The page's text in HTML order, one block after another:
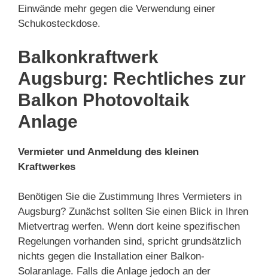
Einwände mehr gegen die Verwendung einer
Schukosteckdose.
Balkonkraftwerk
Augsburg: Rechtliches zur
Balkon Photovoltaik
Anlage
Vermieter und Anmeldung des kleinen
Kraftwerkes
Benötigen Sie die Zustimmung Ihres Vermieters in
Augsburg? Zunächst sollten Sie einen Blick in Ihren
Mietvertrag werfen. Wenn dort keine spezifischen
Regelungen vorhanden sind, spricht grundsätzlich
nichts gegen die Installation einer Balkon-
Solaranlage. Falls die Anlage jedoch an der